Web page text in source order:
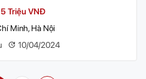
Triệu VNĐ
Minh, Hà Nội
10/04/2024